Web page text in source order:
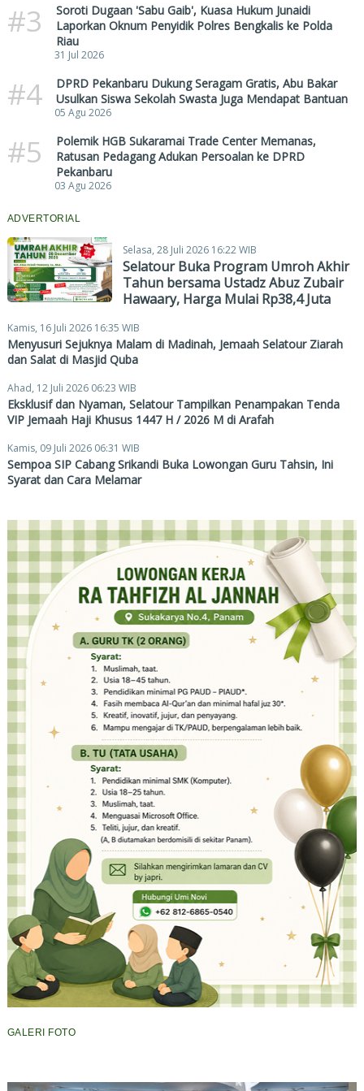
#3
Soroti Dugaan 'Sabu Gaib', Kuasa Hukum Junaidi
Laporkan Oknum Penyidik Polres Bengkalis ke Polda
Riau
31 Jul 2026
#4
DPRD Pekanbaru Dukung Seragam Gratis, Abu Bakar
Usulkan Siswa Sekolah Swasta Juga Mendapat Bantuan
05 Agu 2026
#5
Polemik HGB Sukaramai Trade Center Memanas,
Ratusan Pedagang Adukan Persoalan ke DPRD
Pekanbaru
03 Agu 2026
ADVERTORIAL
Selasa, 28 Juli 2026 16:22 WIB
Selatour Buka Program Umroh Akhir
Tahun bersama Ustadz Abuz Zubair
Hawaary, Harga Mulai Rp38,4 Juta
Kamis, 16 Juli 2026 16:35 WIB
Menyusuri Sejuknya Malam di Madinah, Jemaah Selatour Ziarah
dan Salat di Masjid Quba
Ahad, 12 Juli 2026 06:23 WIB
Eksklusif dan Nyaman, Selatour Tampilkan Penampakan Tenda
VIP Jemaah Haji Khusus 1447 H / 2026 M di Arafah
Kamis, 09 Juli 2026 06:31 WIB
Sempoa SIP Cabang Srikandi Buka Lowongan Guru Tahsin, Ini
Syarat dan Cara Melamar
GALERI FOTO